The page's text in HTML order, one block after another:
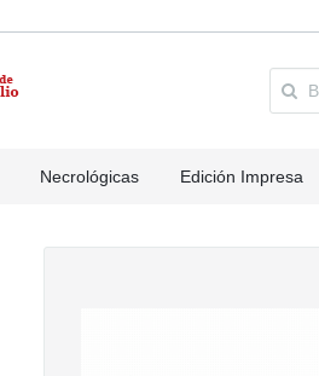
Necrológicas Edición Impresa